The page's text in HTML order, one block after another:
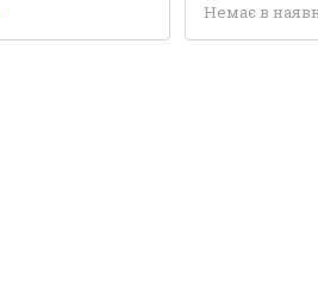
Немає в